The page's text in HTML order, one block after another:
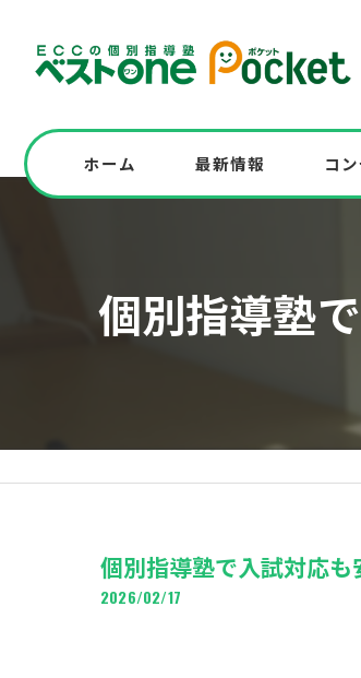
ホーム 最新情報
高校入試を受験する中
コ
個別指導塾
個別指導塾で入試対応
2026/02/17